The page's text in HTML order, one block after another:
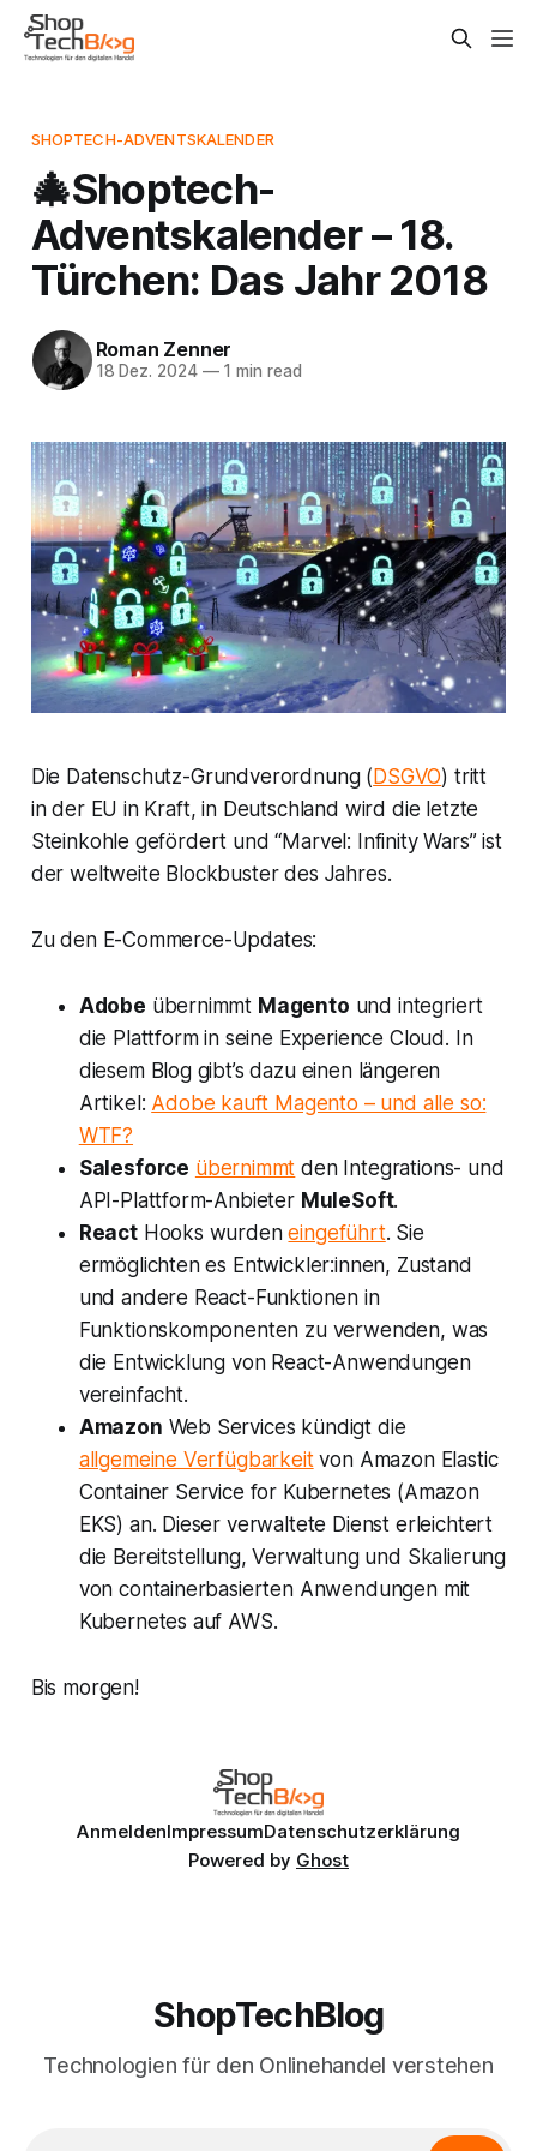
SHOPTECH-ADVENTSKALENDER
🎄Shoptech-
Adventskalender – 18.
Türchen: Das Jahr 2018
Roman Zenner
18 Dez. 2024 —1 min read
Die Datenschutz-Grundverordnung ( DSGVO) tritt
in der EU in Kraft, in Deutschland wird die letzte
Steinkohle gefördert und “Marvel: Infinity Wars” ist
der weltweite Blockbuster des Jahres.
Zu den E-Commerce-Updates:
Adobe übernimmt Magento und integriert
die Plattform in seine Experience Cloud. In
diesem Blog gibt’s dazu einen längeren
Artikel: Adobe kauft Magento – und alle so:
WTF?
Salesforce übernimmt den Integrations- und
API-Plattform-Anbieter MuleSoft.
ReactHooks wurdeneingeführt. Sie
ermöglichten es Entwickler:innen, Zustand
und andere React-Funktionen in
Funktionskomponenten zu verwenden, was
die Entwicklung von React-Anwendungen
vereinfacht.
Amazon Web Services kündigt die
allgemeine Verfügbarkeitvon Amazon Elastic
Container Service for Kubernetes (Amazon
EKS) an. Dieser verwaltete Dienst erleichtert
die Bereitstellung, Verwaltung und Skalierung
von containerbasierten Anwendungen mit
Kubernetes auf AWS.
Bis morgen!
AnmeldenImpressumDatenschutzerklärung
Powered by Ghost
ShopTechBlog
Technologien für den Onlinehandel verstehen